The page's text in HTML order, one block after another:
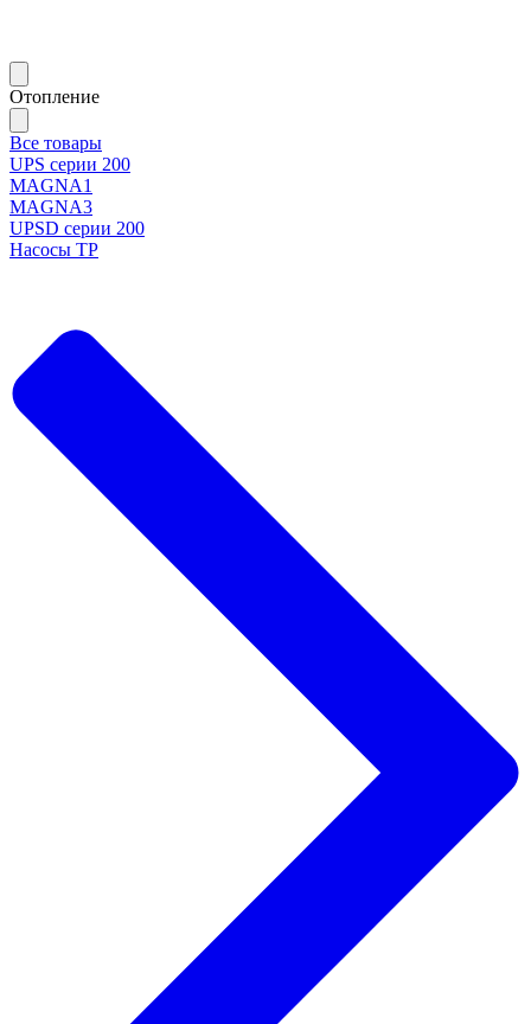
Отопление
Все товары
UPS серии 200
MAGNA1
MAGNA3
UPSD серии 200
Насосы TP